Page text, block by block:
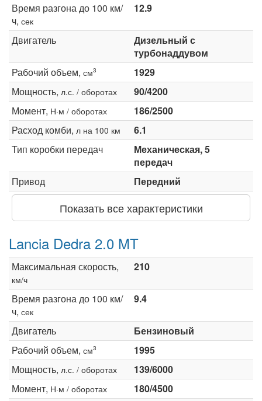
Время разгона до 100 км/
ч, сек
12.9
Двигатель
Дизельный с
турбонаддувом
Рабочий объем, см3
1929
Мощность, л.с. / оборотах
90/4200
Момент, Н·м / оборотах
186/2500
Расход комби, л на 100 км
6.1
Тип коробки передач
Механическая, 5
передач
Привод
Передний
Показать все характеристики
Lancia Dedra 2.0 MT
Максимальная скорость,
км/ч
210
Время разгона до 100 км/
ч, сек
9.4
Двигатель
Бензиновый
Рабочий объем, см3
1995
Мощность, л.с. / оборотах
139/6000
Момент, Н·м / оборотах
180/4500